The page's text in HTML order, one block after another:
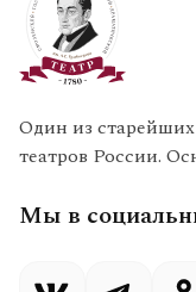
Один из
театров России.
Мы в